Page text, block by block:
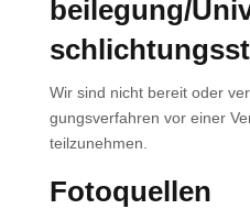
beilegung/
Wir sind nicht bereit oder
gungs­ver­fah­ren vor einer
teil­zu­neh­men.
Foto­quel­len